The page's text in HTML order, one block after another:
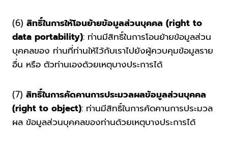
(6) สิทธิ์ในการให้โอนย้ายข้อมูลส่วนบุคคล (right to
data portability): ท่านมีสิทธิ์ในการโอนย้ายข้อมูลส่วน
บุคคลของ ท่านที่ท่านให้ไว้กับเราไปยังผู้ควบคุมข้อมูลราย
อื่น หรือ ตัวท่านเองด้วยเหตุบางประการได้
(7) สิทธิ์ในการคัดคานการประมวลผลข้อมูลส่วนบุคคล
(right to object): ท่านมีสิทธิ์ในการคัดคานการประมวล
ผล ข้อมูลส่วนบุคคลของท่านด้วยเหตุบางประการได้